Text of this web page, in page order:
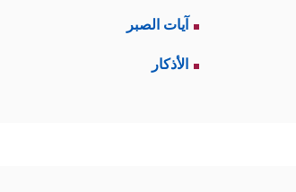
آيات الصبر
الأذكار